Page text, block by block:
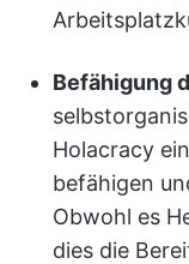
Befähigung
Holacracy
befähigen
Obwohl es
dies die